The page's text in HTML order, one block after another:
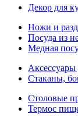
Декор для
Ножи и
Посуда из
Медная
Стаканы,
Столовые
Термос